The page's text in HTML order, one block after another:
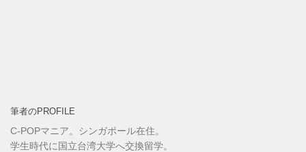
筆者のPROFILE
C-POPマニア。シンガポール在住。
学生時代に国立台湾大学へ交換留学。